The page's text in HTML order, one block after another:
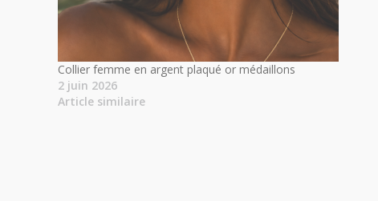
Collier femme en argent plaqué or médaillons
2 juin 2026
Article similaire